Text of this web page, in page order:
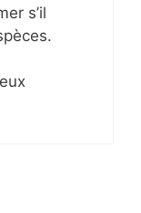
s’il